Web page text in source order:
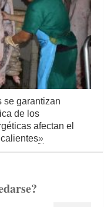
se garantizan
de los
afectan el
»